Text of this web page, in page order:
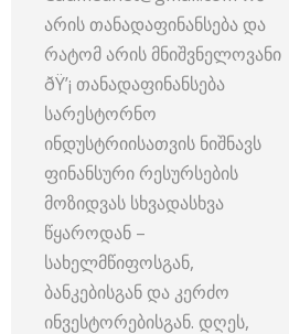
არის თანადაფინანსება და
რატომ არის მნიშვნელოვანი
ðŸ’¡ თანადაფინანსება
სარესტორნო
ინდუსტრიისათვის ნიშნავს
ფინანსური რესურსების
მოზიდვას სხვადასხვა
წყაროდან –
სახელმწიფოსგან,
ბანკებისგან და კერძო
ინვესტორებისგან. დღეს,